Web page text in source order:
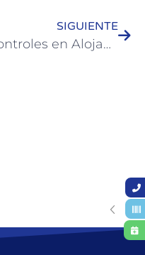
SIGUIENTE
Controles en Alojamientos Turísticos de Colón